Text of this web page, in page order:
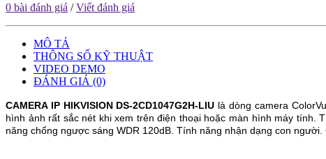
0 bài đánh giá /Viết đánh giá
MÔ TẢ
THÔNG SỐ KỸ THUẬT
VIDEO DEMO
ĐÁNH GIÁ (0)
CAMERA IP HIKVISION DS-2CD1047G2H-LIU là dòng camera
hình ảnh rất sắc nét khi xem trên điện thoại hoặc màn hình máy tính.
năng chống ngược sáng WDR 120dB. Tính năng nhận dạng con người.